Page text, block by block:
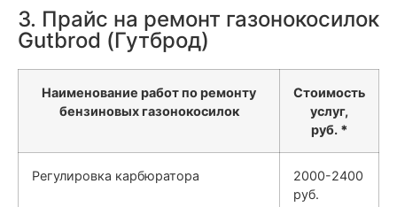
3. Прайс на ремонт газонокосилок
Gutbrod (Гутброд)
Наименование работ по ремонту
бензиновых газонокосилок
Стоимость
услуг,
руб. *
Регулировка карбюратора
2000-2400
руб.